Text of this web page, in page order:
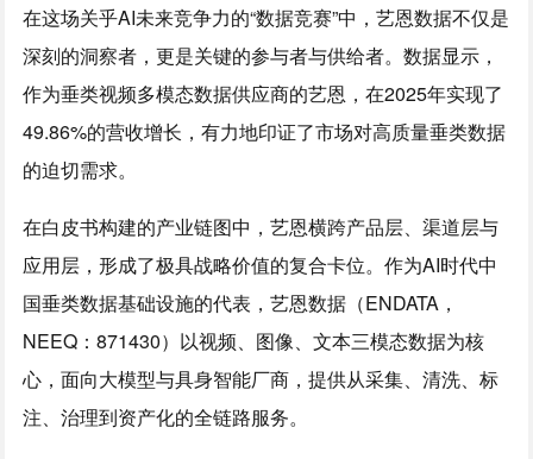
在这场关乎AI未来竞争力的“数据竞赛”中，艺恩数据不仅是
深刻的洞察者，更是关键的参与者与供给者。数据显示，
作为垂类视频多模态数据供应商的艺恩，在2025年实现了
49.86%的营收增长，有力地印证了市场对高质量垂类数据
的迫切需求。
在白皮书构建的产业链图中，艺恩横跨产品层、渠道层与
应用层，形成了极具战略价值的复合卡位。作为AI时代中
国垂类数据基础设施的代表，艺恩数据（ENDATA，
NEEQ：871430）以视频、图像、文本三模态数据为核
心，面向大模型与具身智能厂商，提供从采集、清洗、标
注、治理到资产化的全链路服务。